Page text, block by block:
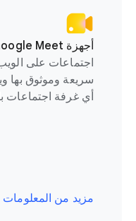
أجهزة Google Meet
اجتماعات على
سريعة وموثوق بها
أي غرفة اجتماعات
مزيد من المعلومات